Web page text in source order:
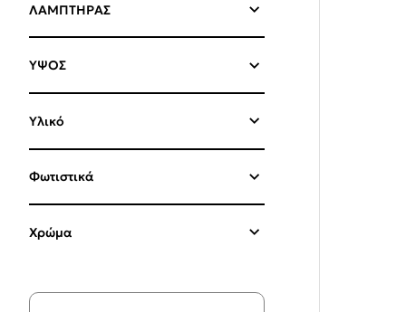
ΛΑΜΠΤΗΡΑΣ
ΥΨΟΣ
Υλικό
Φωτιστικά
Χρώμα
βρείτε
σύγχρονο